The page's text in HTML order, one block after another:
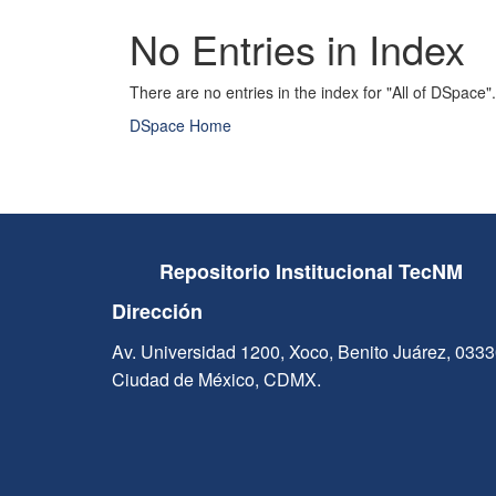
No Entries in Index
There are no entries in the index for "All of DSpace".
DSpace Home
Repositorio Institucional TecNM
Dirección
Av. Universidad 1200, Xoco, Benito Juárez,
Ciudad de México, CDMX.